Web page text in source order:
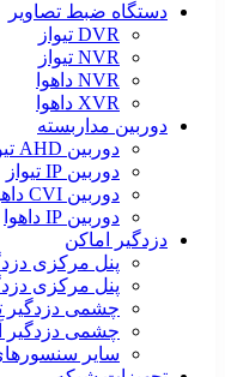
دستگاه ضبط تصاویر
DVR تیواز
NVR تیواز
NVR داهوا
XVR داهوا
دوربین مداربسته
دوربین AHD تیواز
دوربین IP تیواز
دوربین CVI داهوا
دوربین IP داهوا
دزدگیر اماکن
پنل مرکزی
پنل مرکزی
چشمی دزدگیر
چشمی دزدگیر
سایر